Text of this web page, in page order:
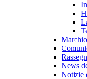
News
Notizie